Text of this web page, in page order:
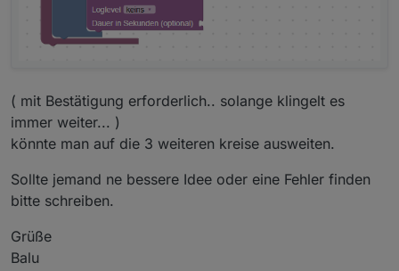
( mit Bestätigung erforderlich.. solange klingelt es
immer weiter... )
könnte man auf die 3 weiteren kreise ausweiten.
Sollte jemand ne bessere Idee oder eine Fehler finden
bitte schreiben.
Grüße
Balu